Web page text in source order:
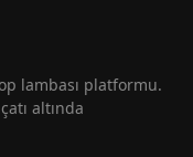
lambası platformu.
altında